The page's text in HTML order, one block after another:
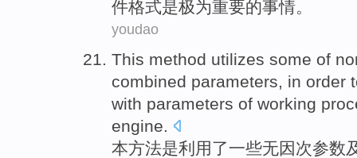
件格式是极为重要的事情。
youdao
This method utilizes some of
combined parameters, in order
with parameters of working
engine.
本方法是利用了一些无因次参数